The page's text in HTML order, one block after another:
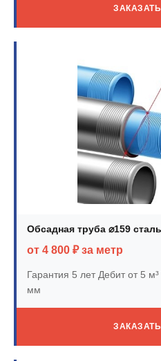
Обсадная труба ⌀159
от 4 800 ₽ за метр
Гарантия 5 летДебит от 5 м³
мм